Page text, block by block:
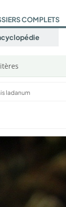
COMPLETS
ladanum